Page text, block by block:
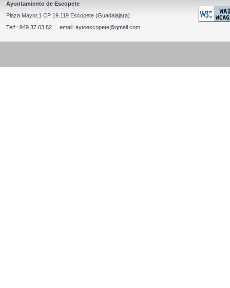
Ayuntamiento de Escopete
Plaza Mayor,1 CP 19.119 Escopete (Guadalajara)
Telf : 949.37.03.82 email: aytoescopete@gmail.com